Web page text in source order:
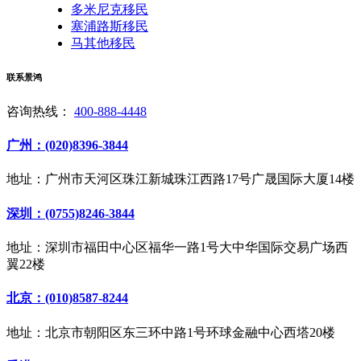
多米尼克移民
塞浦路斯移民
马其他移民
联系景鸿
咨询热线： 400-888-4448
广州：(020)8396-3844
地址：广州市天河区珠江新城珠江西路17号广晟国际大厦14楼
深圳：(0755)8246-3844
地址：深圳市福田中心区福华一路1号大中华国际交易广场西
翼22楼
北京：(010)8587-8244
地址：北京市朝阳区东三环中路1号环球金融中心西塔20楼